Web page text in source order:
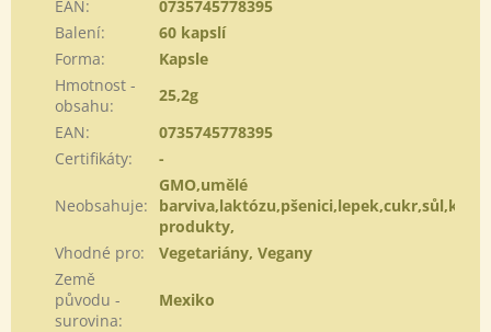
EAN:
0735745778395
Balení:
60 kapslí
Forma:
Kapsle
Hmotnost -
obsahu:
25,2g
EAN:
0735745778395
Certifikáty: -
Neobsahuje:
GMO,umělé
produkty,
Vhodné pro:
Vegetariány, Vegany
Země
původu -
surovina:
Mexiko